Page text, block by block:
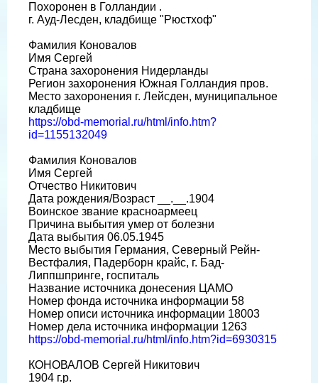
Похоронен в Голландии .
г. Ауд-Лесден, кладбище "Рюстхоф"
Фамилия Коновалов
Имя Сергей
Страна захоронения Нидерланды
Регион захоронения Южная Голландия пров.
Место захоронения г. Лейсден, муниципальное
кладбище
https://obd-memorial.ru/html/info.htm?
id=1155132049
Фамилия Коновалов
Имя Сергей
Отчество Никитович
Дата рождения/Возраст __.__.1904
Воинское звание красноармеец
Причина выбытия умер от болезни
Дата выбытия 06.05.1945
Место выбытия Германия, Северный Рейн-
Вестфалия, Падерборн крайс, г. Бад-
Липпшпринге, госпиталь
Название источника донесения ЦАМО
Номер фонда источника информации 58
Номер описи источника информации 18003
Номер дела источника информации 1263
https://obd-memorial.ru/html/info.htm?id=6930315
КОНОВАЛОВ Сергей Никитович
1904 г.р.